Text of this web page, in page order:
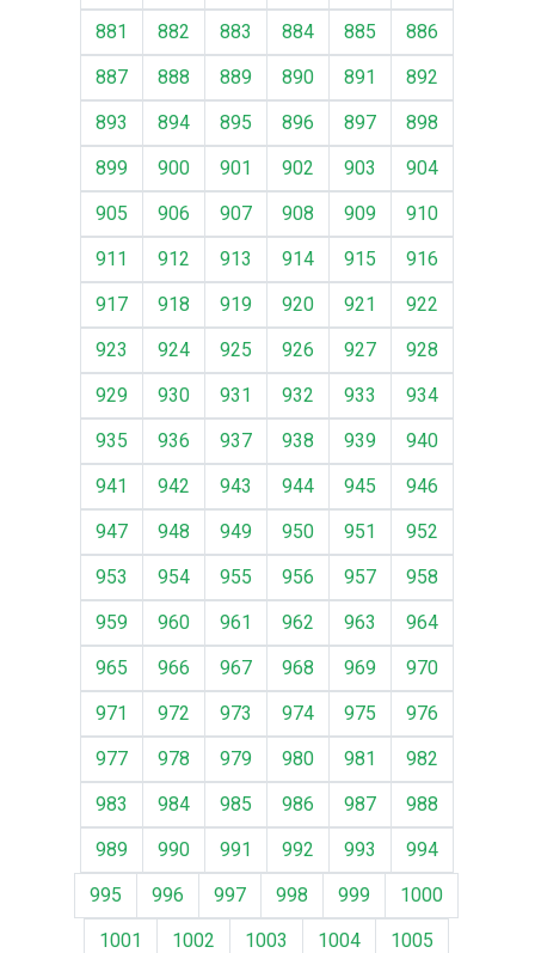
881
882 883 884 885
886
887
888 889 890 891
892
893
894 895 896 897
898
899
900 901 902 903
904
905
906 907 908 909
910
911
912 913 914 915
916
917
918 919 920 921
922
923
924 925 926 927
928
929
930 931 932 933
934
935
936 937 938 939
940
941
942 943 944 945
946
947
948 949 950 951
952
953
954 955 956 957
958
959
960 961 962 963
964
965
966 967 968 969
970
971
972 973 974 975
976
977
978 979 980 981
982
983
984 985 986 987
988
989
990 991 992 993
994
995
996 997 998 999
1000
1001
1002 1003 1004
1005